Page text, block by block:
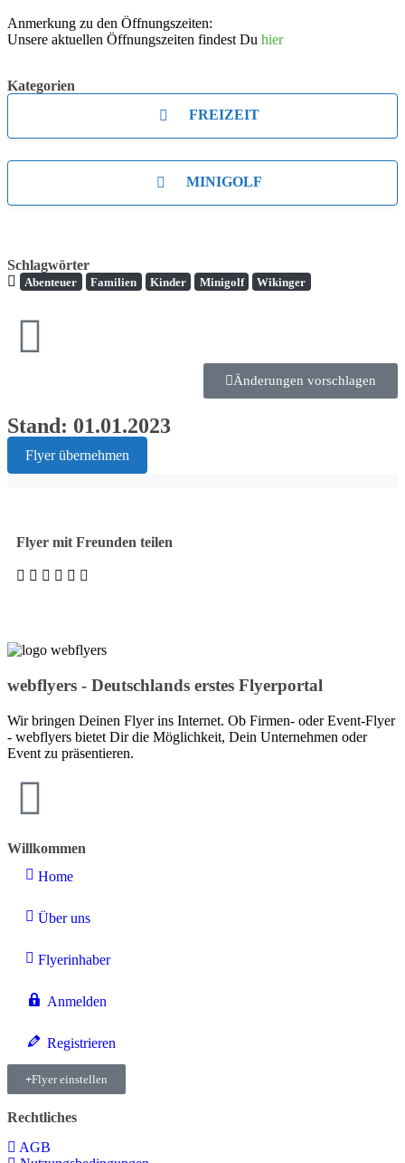
Anmerkung zu den Öffnungszeiten:
Unsere aktuellen Öffnungszeiten findest Du hier
Kategorien
FREIZEIT
MINIGOLF
Schlagwörter
Abenteuer Familien Kinder Minigolf Wikinger
Änderungen vorschlagen
Stand: 01.01.2023
Flyer übernehmen
Flyer mit Freunden teilen
webflyers - Deutschlands erstes Flyerportal
Wir bringen Deinen Flyer ins Internet. Ob Firmen- oder Event-Flyer
- webflyers bietet Dir die Möglichkeit, Dein Unternehmen oder
Event zu präsentieren.
Willkommen
Home
Über uns
Flyerinhaber
Anmelden
Registrieren
Flyer einstellen
Rechtliches
AGB